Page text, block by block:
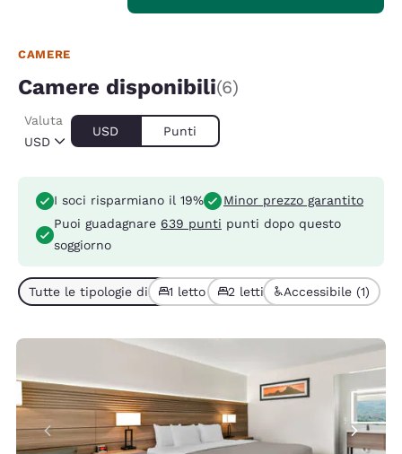
CAMERE
Camere disponibili(6)
USD
Valuta
USD Punti
I soci risparmiano il 19%
Minor prezzo garantito
Puoi guadagnare 639 punti punti dopo questo
soggiorno
Tutte le tipologie di camera (6)
1 letto (3)2 letti (3)Accessibile (1)